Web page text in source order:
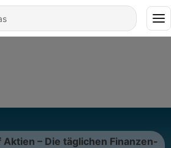
Aktien – Die täglichen Finanzen-